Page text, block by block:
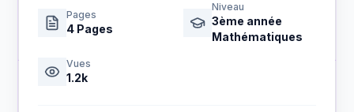
Pages
4 Pages
Niveau
3ème année
Mathématiques
Vues
1.2k